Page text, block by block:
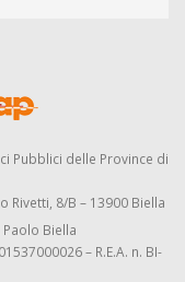
Pubblici delle Province di
Rivetti, 8/B – 13900 Biella
Paolo Biella
– R.E.A. n. BI-